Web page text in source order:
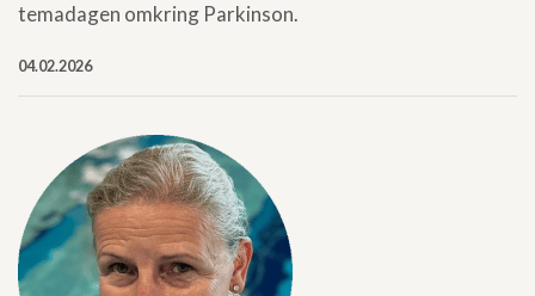
temadagen omkring Parkinson.
04.02.2026